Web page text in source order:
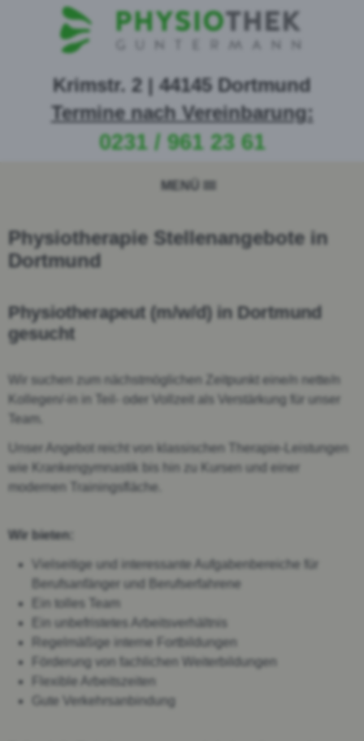
Krimstr. 2 | 44145 Dortmund
Termine nach Vereinbarung:
0231 / 961 23 61
MENÜ
Physiotherapie Stellenangebote in
Dortmund
Physiotherapeut (m/w/d) in Dortmund
gesucht
Wir suchen zum nächstmöglichen Zeitpunkt eine/n nette/n
Kollegen/-in in Teil- oder Vollzeit als Verstärkung für unser
Team.
Unser Angebot reicht von klassischen Therapie-Leistungen
wie Krankengymnastik bis hin zu Kursen und einer
modernen Trainingsfläche.
Wir bieten:
Vielseitige und interessante Aufgabenbereiche für
Berufsanfänger und Berufserfahrene
Ein tolles Team
Ein unbefristetes Arbeitsverhältnis
Regelmäßige interne Fortbildungen
Förderung von fachlichen Weiterbildungen
Flexible Arbeitszeiten
Gute Verkehrsanbindung